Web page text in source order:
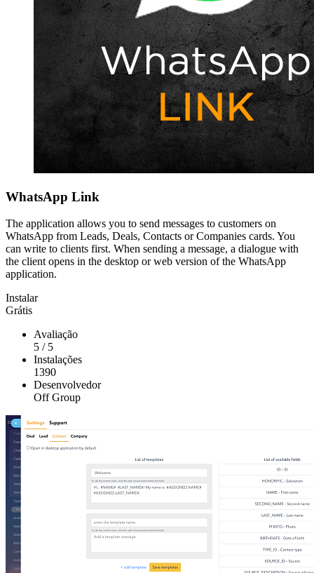
WhatsApp Link
The application allows you to send messages to customers on
WhatsApp from Leads, Deals, Contacts or Companies cards. You
can write to clients first. When sending a message, a dialogue with
the client opens in the desktop or web version of the WhatsApp
application.
Instalar
Grátis
Avaliação
5 / 5
Instalações
1390
Desenvolvedor
Off Group